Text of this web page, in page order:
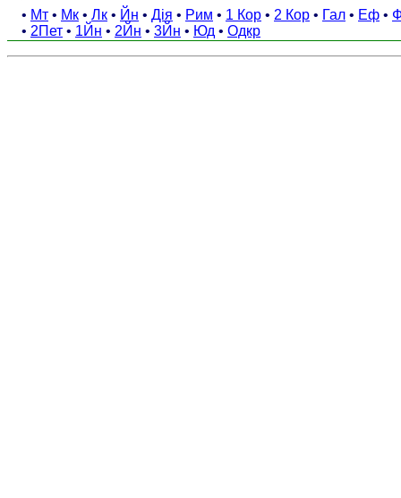
• Мт • Мк • Лк • Йн • Дія • Рим • 1 Кор • 2 Кор • Гал • Еф •
• 2Пет • 1Йн • 2Йн • 3Йн • Юд • Одкр